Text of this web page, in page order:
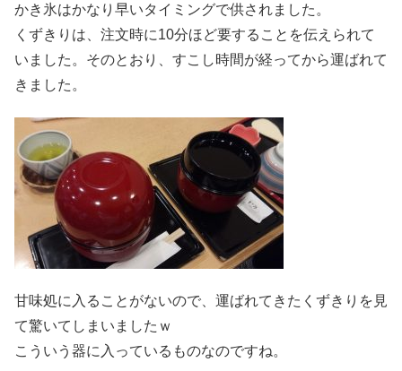
かき氷はかなり早いタイミングで供されました。
くずきりは、注文時に10分ほど要することを伝えられて
いました。そのとおり、すこし時間が経ってから運ばれて
きました。
甘味処に入ることがないので、運ばれてきたくずきりを見
て驚いてしまいましたｗ
こういう器に入っているものなのですね。